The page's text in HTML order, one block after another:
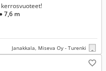
● 7,6 m
Janakkala, Miseva Oy - Turenki